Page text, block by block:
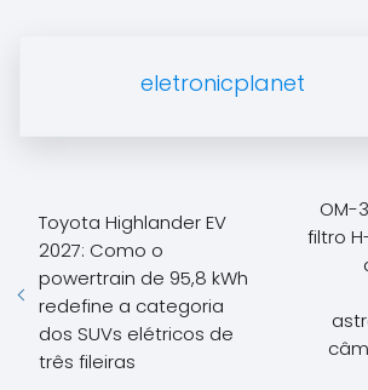
eletronicplanet
Toyota Highlander EV
2027: Como o
powertrain de 95,8 kWh
redefine a categoria
dos SUVs elétricos de
três fileiras
OM-
filtro